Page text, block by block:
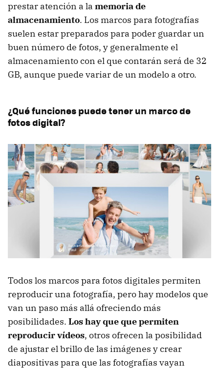
prestar atención a la memoria de
almacenamiento. Los marcos para fotografías
suelen estar preparados para poder guardar un
buen número de fotos, y generalmente el
almacenamiento con el que contarán será de 32
GB, aunque puede variar de un modelo a otro.
¿Qué funciones puede tener un marco de
fotos digital?
Todos los marcos para fotos digitales permiten
reproducir una fotografía, pero hay modelos que
van un paso más allá ofreciendo más
posibilidades. Los hay que que permiten
reproducir vídeos, otros ofrecen la posibilidad
de ajustar el brillo de las imágenes y crear
diapositivas para que las fotografías vayan